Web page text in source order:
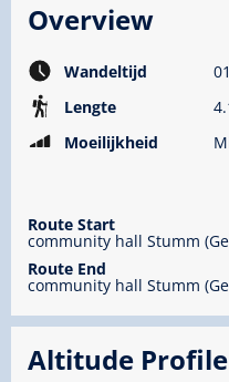
Overview
Wandeltijd
Lengte
Moeilijkheid
Route Start
community hall Stumm
Route End
community hall Stumm
Altitude Profile